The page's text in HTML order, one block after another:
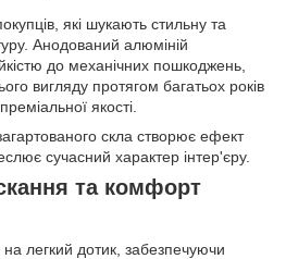
які шукають стильну та
Анодований алюміній
до механічних пошкоджень,
вигляду протягом багатьох років
якості.
скла створює ефект
сучасний характер інтер'єру.
та комфорт
легкий дотик, забезпечуючи